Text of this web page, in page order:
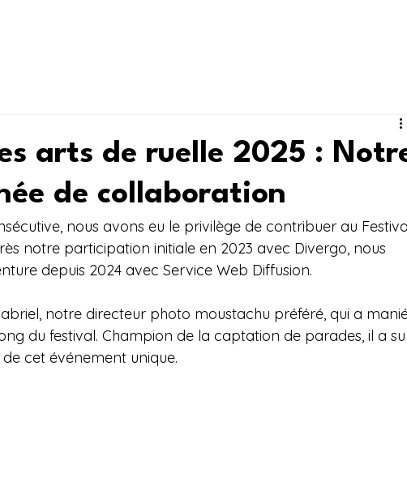
arts de ruelle 2025 :
de collaboration
nous avons eu le privilège de contribuer au
notre participation initiale en 2023 avec Divergo, nous
depuis 2024 avec Service Web Diffusion.
notre directeur photo moustachu préféré, qui a
du festival. Champion de la captation de parades, il a
cet événement unique.